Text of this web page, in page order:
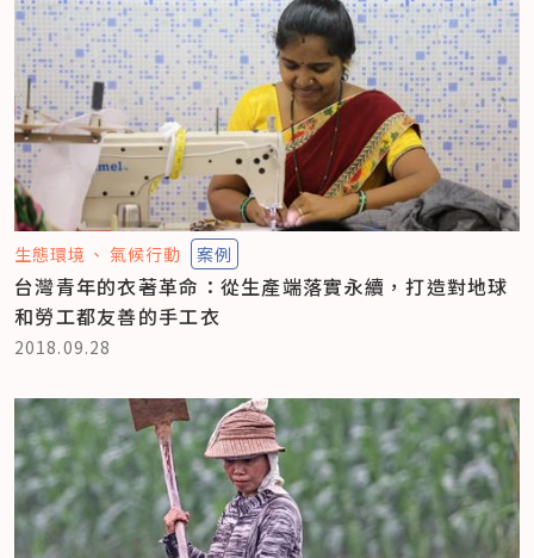
生態環境 氣候行動 案例
台灣青年的衣著革命：從生產端落實永續，打造對地球
和勞工都友善的手工衣
2018.09.28